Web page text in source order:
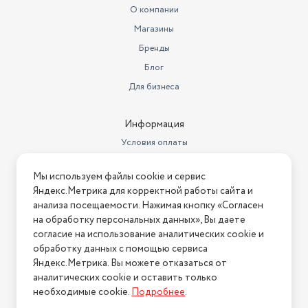
О компании
Магазины
Бренды
Блог
Для бизнеса
Информация
Условия оплаты
Условия возврата
Нашли ошибку на сайте? Напишите нам
2026 © Интернет-магазин "АстМаркет". У нас есть всё!
Политика конфиденциальности
Мы используем файлы cookie и сервис
Яндекс.Метрика для корректной работы сайта и
анализа посещаемости. Нажимая кнопку «Согласен
на обработку персональных данных», Вы даете
согласие на использование аналитических cookie и
обработку данных с помощью сервиса
Яндекс.Метрика. Вы можете отказаться от
аналитических cookie и оставить только
необходимые cookie.Подробнее.